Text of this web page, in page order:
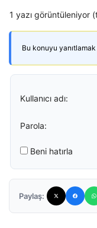
1 yazı görüntüleniyor
Bu konuyu yanıtlamak
Kullanıcı adı:
Parola:
Beni hatırla
Paylaş: